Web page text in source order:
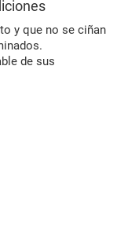
y que no se ciñan
de sus